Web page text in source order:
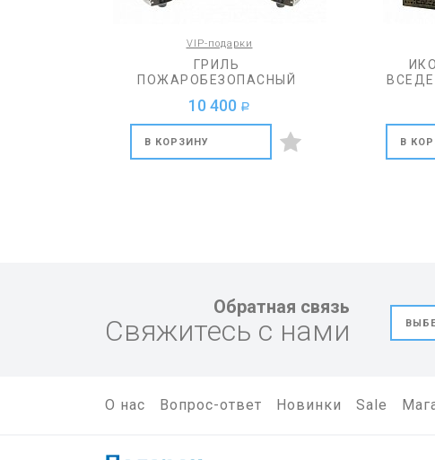
VIP-подарки
ГРИЛЬ
ПОЖАРОБЕЗОПАСНЫЙ
10 400 a
В КОРЗИНУ В
Обратная связь
Свяжитесь с нами
О нас Вопрос-ответ Новинки Sale